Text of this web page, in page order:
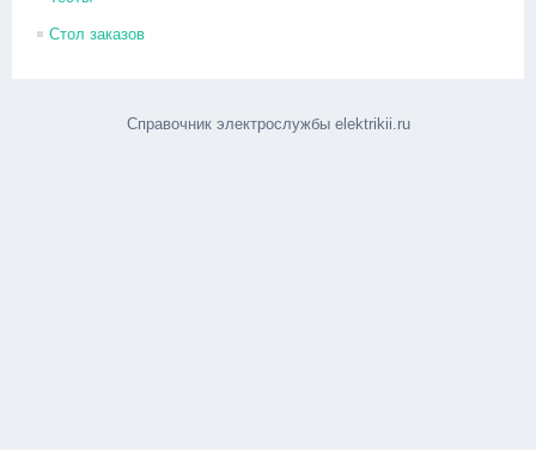
Стол заказов
Справочник электрослужбы elektrikii.ru